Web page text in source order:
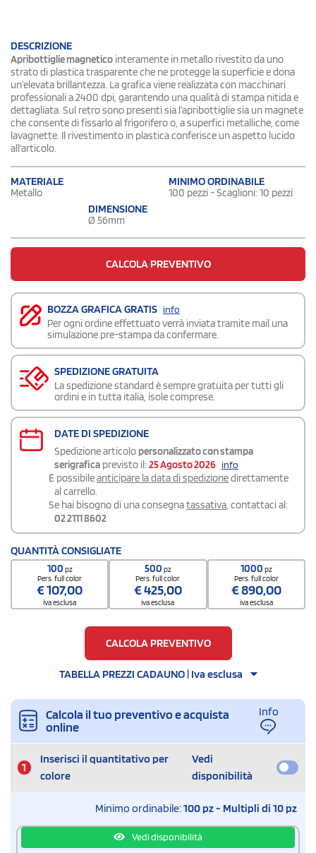
DESCRIZIONE
Apribottiglie magnetico interamente in metallo rivestito da uno
strato di plastica trasparente che ne protegge la superficie e dona
un’elevata brillantezza. La grafica viene realizzata con macchinari
professionali a 2400 dpi, garantendo una qualità di stampa nitida e
dettagliata. Sul retro sono presenti sia l’apribottiglie sia un magnete
che consente di fissarlo al frigorifero o, a superfici metalliche, come
lavagnette. Il rivestimento in plastica conferisce un aspetto lucido
all’articolo.
MATERIALE
Metallo
MINIMO ORDINABILE
100 pezzi - Scaglioni: 10 pezzi
DIMENSIONE
Ø 56mm
CALCOLA PREVENTIVO
BOZZA GRAFICA GRATIS info
Per ogni ordine effettuato verrà inviata tramite mail una
simulazione pre-stampa da confermare.
SPEDIZIONE GRATUITA
La spedizione standard è sempre gratuita per tutti gli
ordini e in tutta italia, isole comprese.
DATE DI SPEDIZIONE
Spedizione articolo personalizzato con stampa
serigrafica previsto il: 25 Agosto 2026 info
É possibileanticipare la data di spedizionedirettamente
al carrello.
Se hai bisogno di una consegnatassativa, contattaci al:
02 2111 8602
QUANTITÀ CONSIGLIATE
100 pz
Pers. full color
€107,00
iva esclusa
500 pz
Pers. full color
€425,00
iva esclusa
1000 pz
Pers. full color
€890,00
iva esclusa
CALCOLA PREVENTIVO
TABELLA PREZZI CADAUNO | Iva esclusa
Calcola il tuo preventivo e acquista
online
Info
1
Inserisci il quantitativo per
colore
Vedi
disponibilità
Minimo ordinabile:100 pz - Multipli di 10 pz
Vedi disponibilità